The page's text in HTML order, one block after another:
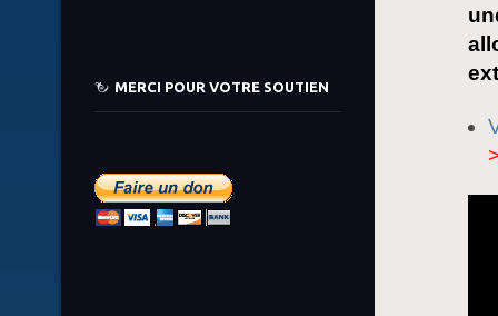
MERCI POUR VOTRE SOUTIEN